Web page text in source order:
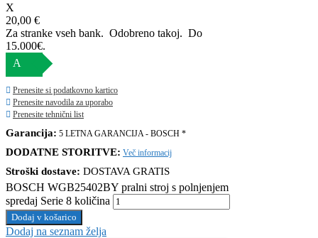
X
20,00 €
Za stranke vseh bank. Odobreno takoj. Do
15.000€.
A
Prenesite si podatkovno kartico
Prenesite navodila za uporabo
Prenesite tehnični list
Garancija: 5 LETNA GARANCIJA - BOSCH *
DODATNE STORITVE: Več informacij
Stroški dostave: DOSTAVA GRATIS
BOSCH WGB25402BY pralni stroj s polnjenjem
spredaj Serie 8 količina
Dodaj v košarico
Dodaj na seznam želja